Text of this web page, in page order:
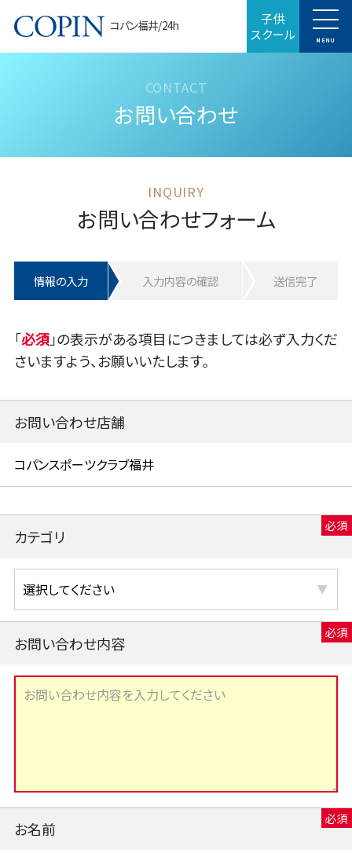
コパン福井/24h 子供
スクール MENU
お問い合わせ
お問い合わせフォーム
情報の入力 入力内容の確認 送信完了
「
」の表示がある項目につきましては必ず入力くだ
さいますよう、お願いいたします。
お問い合わせ店舗
カテゴリ
お問い合わせ内容
お名前